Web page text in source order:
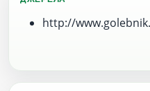
http://